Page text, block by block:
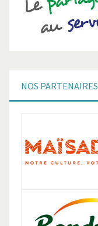
NOS PARTENAIRES